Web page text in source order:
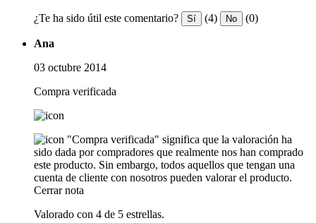
¿Te ha sido útil este comentario? Sí (4) No (0)
Ana
03 octubre 2014
Compra verificada
"Compra verificada" significa que la valoración ha
sido dada por compradores que realmente nos han comprado
este producto. Sin embargo, todos aquellos que tengan una
cuenta de cliente con nosotros pueden valorar el producto.
Cerrar nota
Valorado con 4 de 5 estrellas.